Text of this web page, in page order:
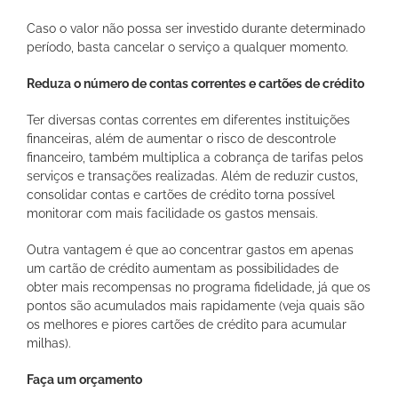
Caso o valor não possa ser investido durante determinado
período, basta cancelar o serviço a qualquer momento.
Reduza o número de contas correntes e cartões de crédito
Ter diversas contas correntes em diferentes instituições
financeiras, além de aumentar o risco de descontrole
financeiro, também multiplica a cobrança de tarifas pelos
serviços e transações realizadas. Além de reduzir custos,
consolidar contas e cartões de crédito torna possível
monitorar com mais facilidade os gastos mensais.
Outra vantagem é que ao concentrar gastos em apenas
um cartão de crédito aumentam as possibilidades de
obter mais recompensas no programa fidelidade, já que os
pontos são acumulados mais rapidamente (veja quais são
os melhores e piores cartões de crédito para acumular
milhas).
Faça um orçamento